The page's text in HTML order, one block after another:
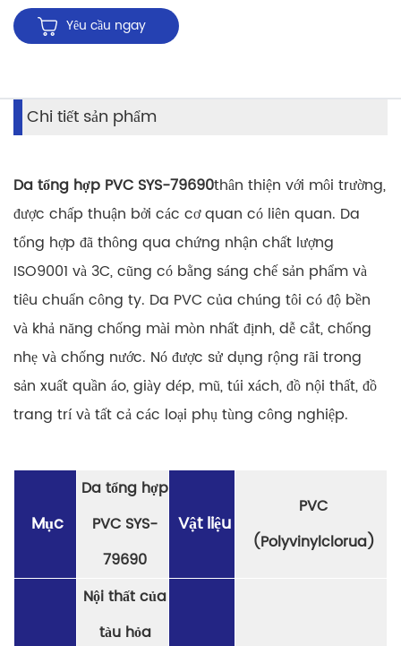
Yêu cầu ngay
Chi tiết sản phẩm
Da tổng hợp PVC SYS-79690thân thiện với môi trường,
được chấp thuận bởi các cơ quan có liên quan. Da
tổng hợp đã thông qua chứng nhận chất lượng
ISO9001 và 3C, cũng có bằng sáng chế sản phẩm và
tiêu chuẩn công ty. Da PVC của chúng tôi có độ bền
và khả năng chống mài mòn nhất định, dễ cắt, chống
nhẹ và chống nước. Nó được sử dụng rộng rãi trong
sản xuất quần áo, giày dép, mũ, túi xách, đồ nội thất, đồ
trang trí và tất cả các loại phụ tùng công nghiệp.
Mục
Da tổng hợp
PVC SYS-
79690
Vật liệu
PVC
(Polyvinylclorua)
Nội thất của
tàu hỏa